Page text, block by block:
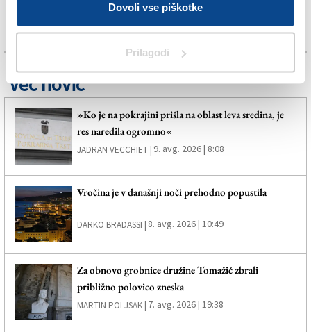
Dovoli vse piškotke
Prilagodi
Več novic
»Ko je na pokrajini prišla na oblast leva sredina, je
res naredila ogromno«
JADRAN VECCHIET | 9. avg. 2026 | 8:08
Vročina je v današnji noči prehodno popustila
DARKO BRADASSI | 8. avg. 2026 | 10:49
Za obnovo grobnice družine Tomažič zbrali
približno polovico zneska
MARTIN POLJSAK | 7. avg. 2026 | 19:38